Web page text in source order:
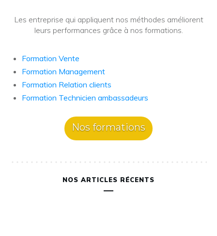
Les entreprise qui appliquent nos méthodes améliorent
leurs performances grâce à nos formations.
Formation Vente
Formation Management
Formation Relation clients
Formation Technicien ambassadeurs
Nos formations
NOS ARTICLES RÉCENTS